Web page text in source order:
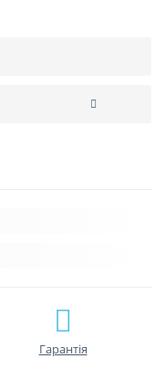
Гарантiя